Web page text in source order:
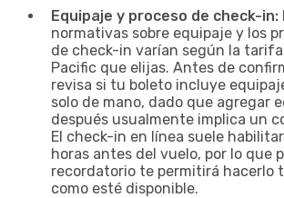
Equipaje y proceso de check-in:
normativas sobre equipaje y los
de check-in varían según la
Pacific que elijas. Antes de
revisa si tu boleto incluye
solo de mano, dado que agregar
después usualmente implica un
El check-in en línea suele
horas antes del vuelo, por lo que
recordatorio te permitirá hacerlo
como esté disponible.